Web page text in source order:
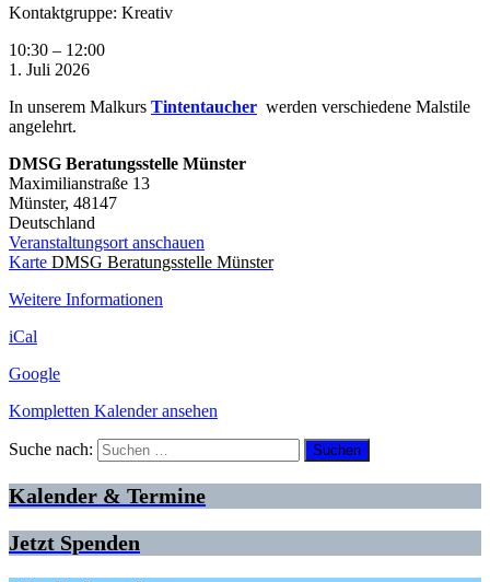
Kontaktgruppe: Kreativ
10:30 – 12:00
1. Juli 2026
In unserem Malkurs Tintentaucher werden verschiedene Malstile
angelehrt.
DMSG Beratungsstelle Münster
Maximilianstraße 13
Münster, 48147
Deutschland
Veranstaltungsort anschauen
Karte DMSG Beratungsstelle Münster
Weitere Informationen
iCal
Google
Kompletten Kalender ansehen
Suche nach:
Kalender & Termine
Jetzt Spenden